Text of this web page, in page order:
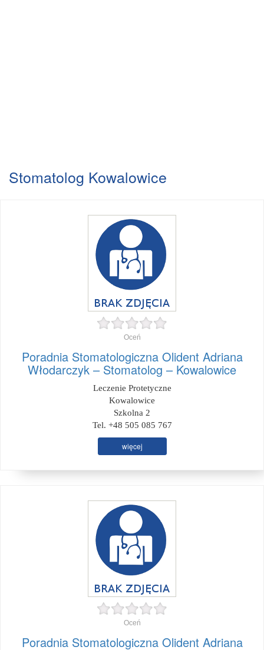
Stomatolog Kowalowice
Oceń
Poradnia Stomatologiczna Olident Adriana
Włodarczyk – Stomatolog – Kowalowice
Leczenie Protetyczne
Kowalowice
Szkolna 2
Tel. +48 505 085 767
więcej
Oceń
Poradnia Stomatologiczna Olident Adriana